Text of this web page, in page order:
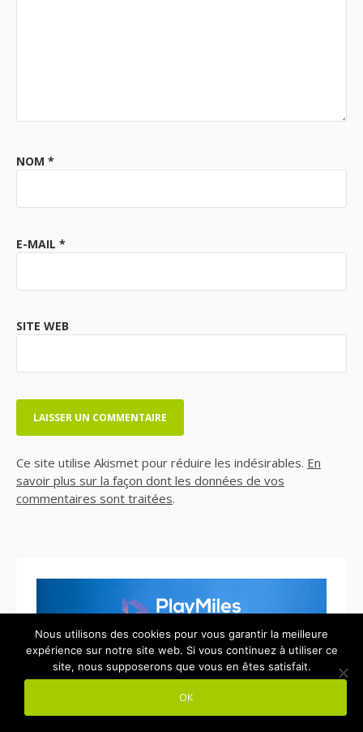
NOM *
E-MAIL *
SITE WEB
Ce site utilise Akismet pour réduire les indésirables. En
savoir plus sur la façon dont les données de vos
commentaires sont traitées.
Nous utilisons des cookies pour vous garantir la meilleure
expérience sur notre site web. Si vous continuez à utiliser ce
site, nous supposerons que vous en êtes satisfait.
OK